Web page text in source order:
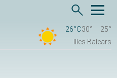
26°C30°
25°
Illes Balears